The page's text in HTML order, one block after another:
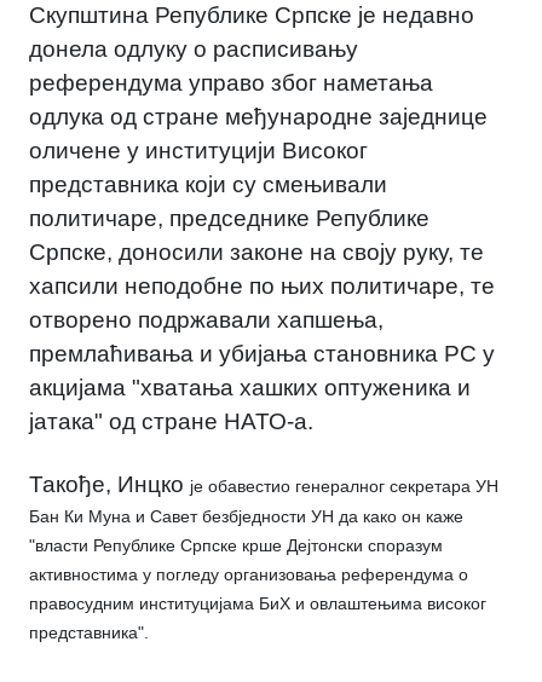
Скупштина Републике Српске је недавно
донела одлуку о расписивању
референдума управо због наметања
одлука од стране међународне заједнице
оличене у институцији Високог
представника који су смењивали
политичаре, председнике Републике
Српске, доносили законе на своју руку, те
хапсили неподобне по њих политичаре, те
отворено подржавали хапшења,
премлаћивања и убијања становника РС у
акцијама "хватања хашких оптуженика и
јатака" од стране НАТО-а.
Такође, Инцко је обавестио генералног секретара УН
Бан Ки Муна и Савет безбједности УН да како он каже
"власти Републике Српске крше Дејтонски споразум
активностима у погледу организовања референдума о
правосудним институцијама БиХ и овлаштењима високог
представника".